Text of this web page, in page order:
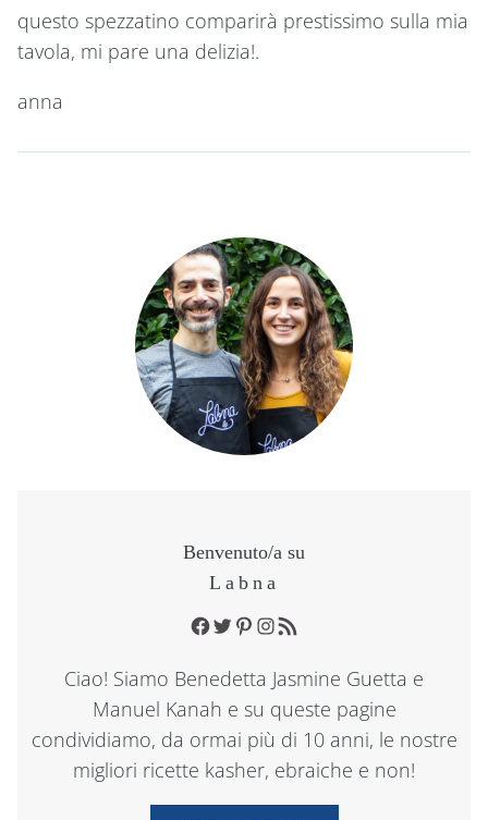
questo spezzatino comparirà prestissimo sulla mia
tavola, mi pare una delizia!.
anna
Benvenuto/a su
Labna
Facebook
TwitterPinterest
Instagram
RSS Feed
Ciao! Siamo Benedetta Jasmine Guetta e
Manuel Kanah e su queste pagine
condividiamo, da ormai più di 10 anni, le nostre
migliori ricette kasher, ebraiche e non!